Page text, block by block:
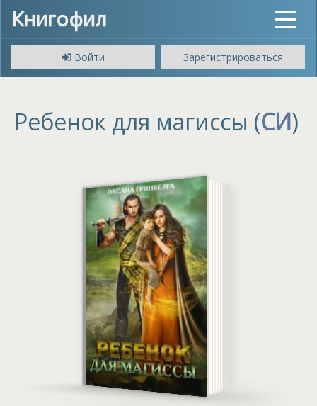
Книгофил
Toggle
Войти
Зарегистрироваться
Ребенок для магиссы (СИ)